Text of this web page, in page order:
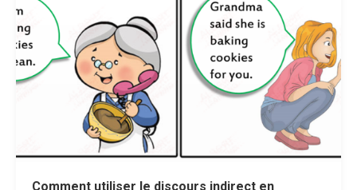
Comment utiliser le discours indirect en